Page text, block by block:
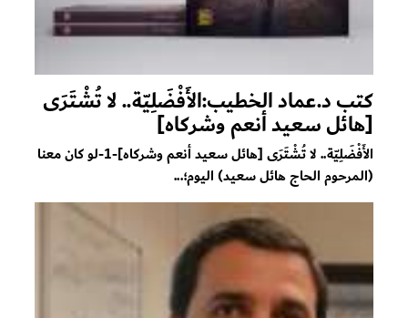
كتب د.عماد الخطيب:الأَفْضَلِيّة.. لا تُشْتَرَى
[هائل سعيد أنعم وشركاه]
الأَفْضَلِيّة.. لا تُشْتَرَى [هائل سعيد أنعم وشركاه]-1-لو كان معنا
(المرحوم الحاج هائل سعيد) اليوم؛...